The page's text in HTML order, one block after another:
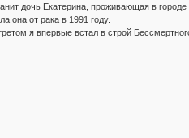
дочь Екатерина, проживающая в
она от рака в 1991 году.
я впервые встал в строй